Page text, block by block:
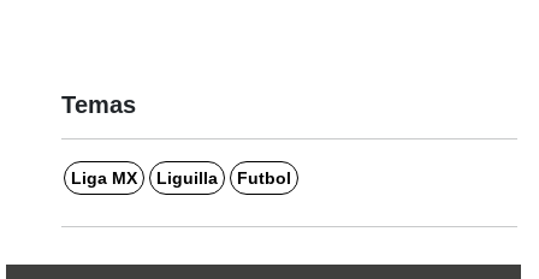
Temas
Liga MX Liguilla Futbol